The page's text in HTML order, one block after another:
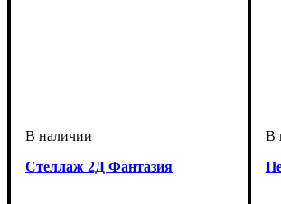
Cтеллаж 2Д Фантазия